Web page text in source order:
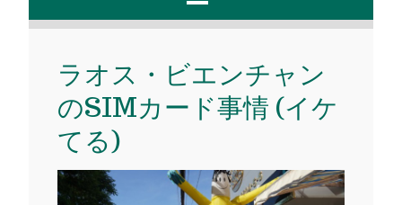
ラオス・ビエンチャン
のSIMカード事情 (イケ
てる)